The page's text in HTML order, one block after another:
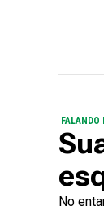
FALANDO
No